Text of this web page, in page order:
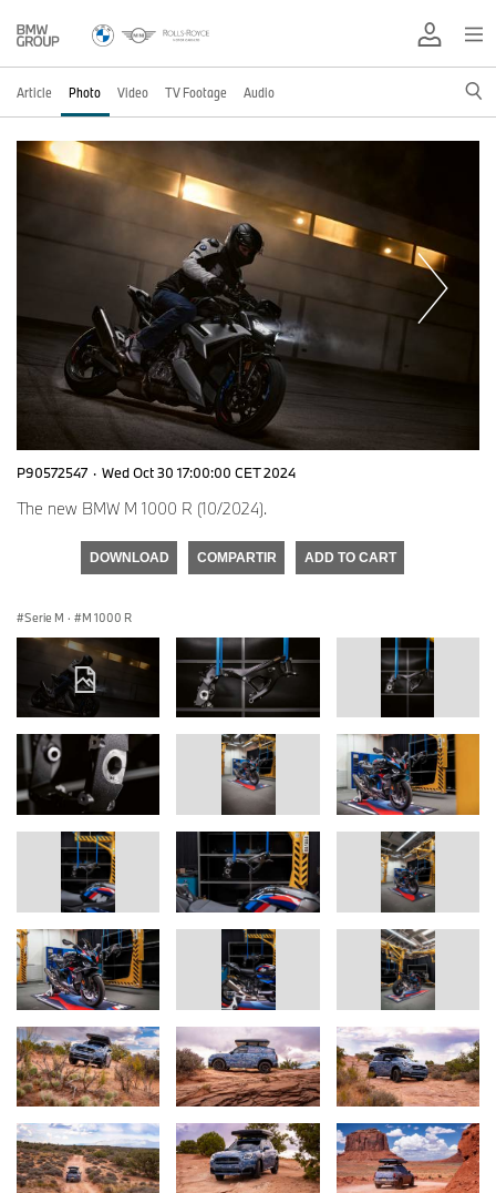
Article Photo Video TV Footage Audio
P90572547 · Wed Oct 30 17:00:00 CET 2024
The new BMW M 1000 R (10/2024).
DOWNLOAD COMPARTIR ADD TO CART
Serie M · M 1000 R